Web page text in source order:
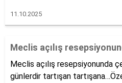
11.10.2025
Meclis açılış
Meclis açılış resepsiyonunda
günlerdir tartışan